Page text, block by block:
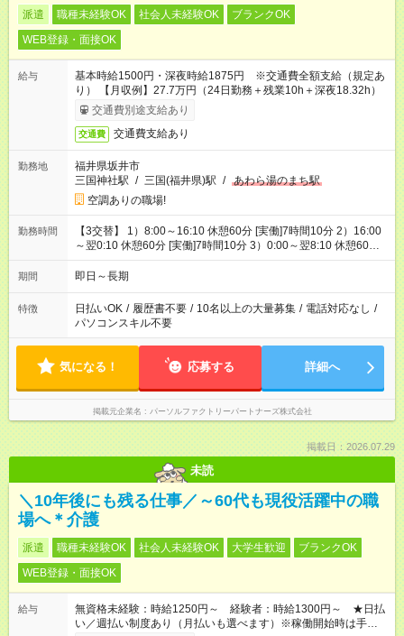
派遣 職種未経験OK 社会人未経験OK
ブランクOK
WEB登録・面接OK
給与
基本時給1500円・深夜時給1875円 ※交通費全額支給（規定あ
り） 【月収例】27.7万円（24日勤務＋残業10h＋深夜18.32h）
交通費別途支給あり
交通費 交通費支給あり
勤務地
福井県坂井市
三国神社駅 / 三国(福井県)駅 / あわら湯のまち駅
空調ありの職場!
勤務時間
【3交替】 1）8:00～16:10 休憩60分 [実働]7時間10分 2）16:00
～翌0:10 休憩60分 [実働]7時間10分 3）0:00～翌8:10 休憩60
分 [実働]7時間10分
期間 即日～長期
特徴 日払いOK / 履歴書不要 / 10名以上の大量募集 / 電話対応なし /
パソコンスキル不要
気になる！ 応募する 詳細へ
掲載元企業名 パーソルファクトリーパートナーズ株式会社
掲載日：2026.07.29
未読
＼10年後にも残る仕事／～60代も現役活躍中の職
場へ＊介護
派遣 職種未経験OK 社会人未経験OK 大学生歓迎
ブランクOK
WEB登録・面接OK
給与
無資格未経験：時給1250円～ 経験者：時給1300円～ ★日払
い／週払い制度あり（月払いも選べます）※稼働開始時は手続き